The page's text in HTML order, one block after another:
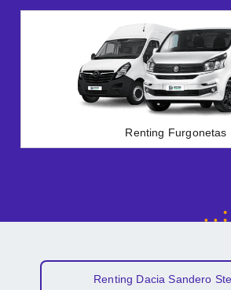
Renting Furgonetas
Renting Dacia Sandero